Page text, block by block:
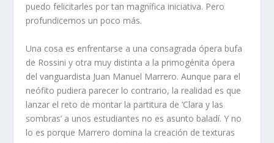
puedo felicitarles por tan magnífica iniciativa. Pero
profundicemos un poco más.
Una cosa es enfrentarse a una consagrada ópera bufa
de Rossini y otra muy distinta a la primogénita ópera
del vanguardista Juan Manuel Marrero. Aunque para el
neófito pudiera parecer lo contrario, la realidad es que
lanzar el reto de montar la partitura de ‘Clara y las
sombras’ a unos estudiantes no es asunto baladí. Y no
lo es porque Marrero domina la creación de texturas